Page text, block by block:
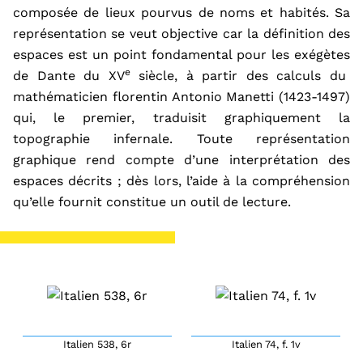
composée de lieux pourvus de noms et habités. Sa
représentation se veut objective car la définition des
espaces est un point fondamental pour les exégètes
de Dantedu XVesiècle, à partir des calculs du
mathématicien florentin Antonio Manetti (1423-1497)
qui, le premier, traduisit graphiquementla
topographie infernale. Toute représentation
graphique rend compte d’une interprétation des
espaces décrits ; dès lors, l’aide à la compréhension
qu’elle fournit constitue un outil de lecture.
Italien 538, 6r Italien 74, f. 1v